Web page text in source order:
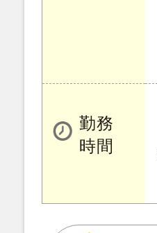
勤務
時間